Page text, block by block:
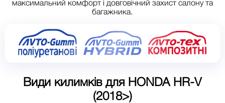
максимальний комфорт і довговічний захист салону та
багажника.
Види килимків для HONDA HR-V
(2018>)